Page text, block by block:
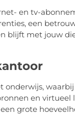
en tv-
een
blijft met jouw
waarbij
en virtueel
grote